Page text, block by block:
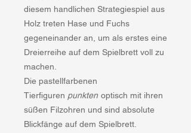
diesem handlichen Strategiespiel aus
Holz treten Hase und Fuchs
gegeneinander an, um als erstes eine
Dreierreihe auf dem Spielbrett voll zu
machen.
Die pastellfarbenen
Tierfiguren punkten optisch mit ihren
süßen Filzohren und sind absolute
Blickfänge auf dem Spielbrett.